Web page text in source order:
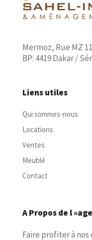
Mermoz, Rue MZ
BP: 4419 Dakar /
Liens utiles
Qui sommes-nous
Locations
Ventes
Meublé
Contact
A Propos de l
Faire profiter à